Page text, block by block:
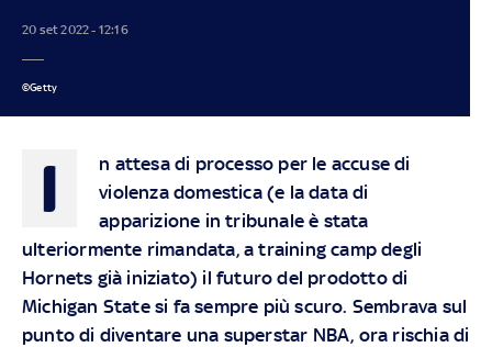
20 set 2022 - 12:16
©Getty
I
n attesa di processo per le accuse di
violenza domestica (e la data di
apparizione in tribunale è stata
ulteriormente rimandata, a training camp degli
Hornets già iniziato) il futuro del prodotto di
Michigan State si fa sempre più scuro. Sembrava sul
punto di diventare una superstar NBA, ora rischia di